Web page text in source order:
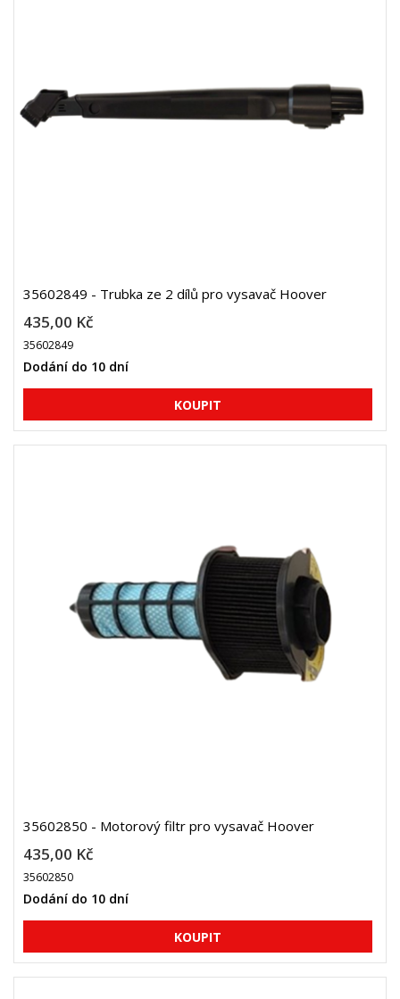
35602849 - Trubka ze 2 dílů pro vysavač Hoover
435,00 Kč
35602849
Dodání do 10 dní
35602850 - Motorový filtr pro vysavač Hoover
435,00 Kč
35602850
Dodání do 10 dní